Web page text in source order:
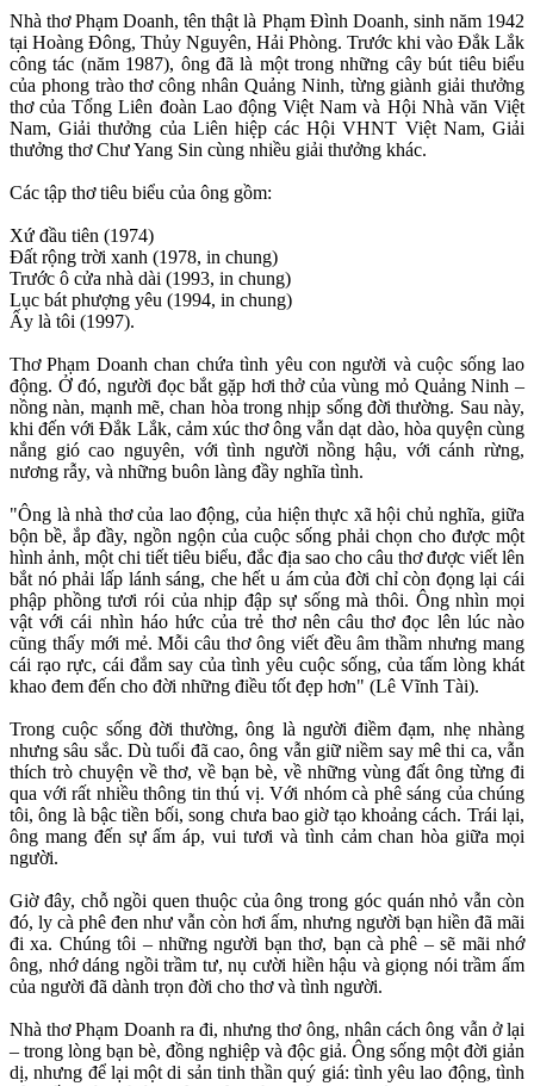
Nhà thơ Phạm Doanh, tên thật là Phạm Đình Doanh, sinh năm 1942
tại Hoàng Đông, Thủy Nguyên, Hải Phòng. Trước khi vào Đắk Lắk
công tác (năm 1987), ông đã là một trong những cây bút tiêu biểu
của phong trào thơ công nhân Quảng Ninh, từng giành giải thưởng
thơ của Tổng Liên đoàn Lao động Việt Nam và Hội Nhà văn Việt
Nam, Giải thưởng của Liên hiệp các Hội VHNT Việt Nam, Giải
thưởng thơ Chư Yang Sin cùng nhiều giải thưởng khác.
Các tập thơ tiêu biểu của ông gồm:
Xứ đầu tiên (1974)
Đất rộng trời xanh (1978, in chung)
Trước ô cửa nhà dài (1993, in chung)
Lục bát phượng yêu (1994, in chung)
Ấy là tôi (1997).
Thơ Phạm Doanh chan chứa tình yêu con người và cuộc sống lao
động. Ở đó, người đọc bắt gặp hơi thở của vùng mỏ Quảng Ninh –
nồng nàn, mạnh mẽ, chan hòa trong nhịp sống đời thường. Sau này,
khi đến với Đắk Lắk, cảm xúc thơ ông vẫn dạt dào, hòa quyện cùng
nắng gió cao nguyên, với tình người nồng hậu, với cánh rừng,
nương rẫy, và những buôn làng đầy nghĩa tình.
"Ông là nhà thơ của lao động, của hiện thực xã hội chủ nghĩa, giữa
bộn bề, ắp đầy, ngồn ngộn của cuộc sống phải chọn cho được một
hình ảnh, một chi tiết tiêu biểu, đắc địa sao cho câu thơ được viết lên
bắt nó phải lấp lánh sáng, che hết u ám của đời chỉ còn đọng lại cái
phập phồng tươi rói của nhịp đập sự sống mà thôi. Ông nhìn mọi
vật với cái nhìn háo hức của trẻ thơ nên câu thơ đọc lên lúc nào
cũng thấy mới mẻ. Mỗi câu thơ ông viết đều âm thầm nhưng mang
cái rạo rực, cái đắm say của tình yêu cuộc sống, của tấm lòng khát
khao đem đến cho đời những điều tốt đẹp hơn" (Lê Vĩnh Tài).
Trong cuộc sống đời thường, ông là người điềm đạm, nhẹ nhàng
nhưng sâu sắc. Dù tuổi đã cao, ông vẫn giữ niềm say mê thi ca, vẫn
thích trò chuyện về thơ, về bạn bè, về những vùng đất ông từng đi
qua với rất nhiều thông tin thú vị. Với nhóm cà phê sáng của chúng
tôi, ông là bậc tiền bối, song chưa bao giờ tạo khoảng cách. Trái lại,
ông mang đến sự ấm áp, vui tươi và tình cảm chan hòa giữa mọi
người.
Giờ đây, chỗ ngồi quen thuộc của ông trong góc quán nhỏ vẫn còn
đó, ly cà phê đen như vẫn còn hơi ấm, nhưng người bạn hiền đã mãi
đi xa. Chúng tôi – những người bạn thơ, bạn cà phê – sẽ mãi nhớ
ông, nhớ dáng ngồi trầm tư, nụ cười hiền hậu và giọng nói trầm ấm
của người đã dành trọn đời cho thơ và tình người.
Nhà thơ Phạm Doanh ra đi, nhưng thơ ông, nhân cách ông vẫn ở lại
– trong lòng bạn bè, đồng nghiệp và độc giả. Ông sống một đời giản
dị, nhưng để lại một di sản tinh thần quý giá: tình yêu lao động, tình